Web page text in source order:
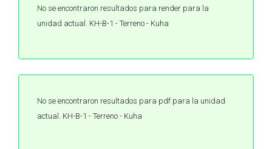
No se encontraron resultados para render para la
unidad actual. KH-B-1 - Terreno - Kuha
No se encontraron resultados para pdf para la unidad
actual. KH-B-1 - Terreno - Kuha